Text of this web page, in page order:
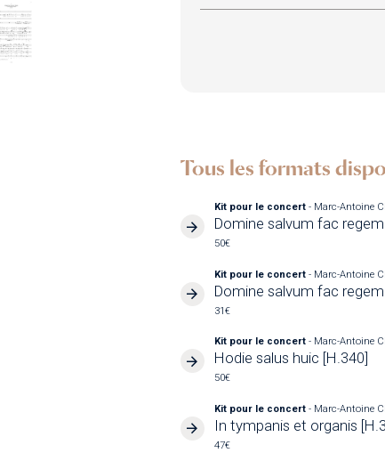
Tous les formats
Kit pour le concert- Marc-Antoine
Domine salvum fac regem
50€
Kit pour le concert- Marc-Antoine
Domine salvum fac
31€
Kit pour le concert- Marc-Antoine
Hodie salus huic [H.340]
50€
Kit pour le concert- Marc-Antoine
In tympanis et organis
47€